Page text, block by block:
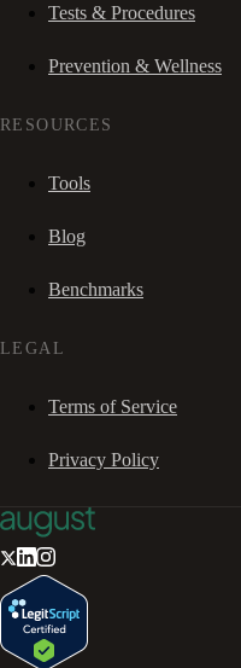
Tests & Procedures
Prevention & Wellness
RESOURCES
Tools
Blog
Benchmarks
LEGAL
Terms of Service
Privacy Policy